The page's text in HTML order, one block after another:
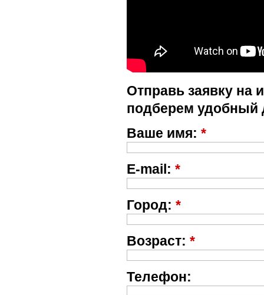
Отправь заявку на
подберем удобный
Ваше имя: *
E-mail: *
Город: *
Возраст: *
Телефон: